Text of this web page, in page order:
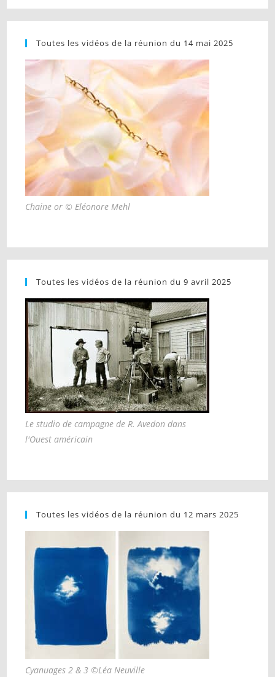
Toutes les vidéos de la réunion du 14 mai 2025
Chaine or © Eléonore Mehl
Toutes les vidéos de la réunion du 9 avril 2025
Le studio de campagne de R. Avedon dans
l'Ouest américain
Toutes les vidéos de la réunion du 12 mars 2025
Cyanuages 2 & 3 ©Léa Neuville